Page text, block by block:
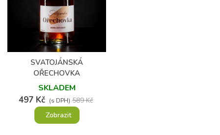
SVATOJÁNSKÁ
OŘECHOVKA
SKLADEM
497 Kč (s DPH) 589 Kč
Zobrazit